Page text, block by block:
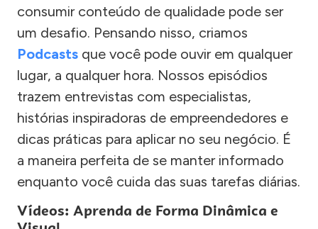
consumir conteúdo de qualidade pode ser
um desafio. Pensando nisso, criamos
Podcasts que você pode ouvir em qualquer
lugar, a qualquer hora. Nossos episódios
trazem entrevistas com especialistas,
histórias inspiradoras de empreendedores e
dicas práticas para aplicar no seu negócio. É
a maneira perfeita de se manter informado
enquanto você cuida das suas tarefas diárias.
Vídeos: Aprenda de Forma Dinâmica e